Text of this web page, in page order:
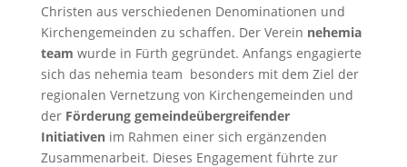
Christen aus verschiedenen Denominationen und
Kirchengemeinden zu schaffen. Der Verein nehemia
team wurde in Fürth gegründet. Anfangs engagierte
sich das nehemia team besonders mit dem Ziel der
regionalen Vernetzung von Kirchengemeinden und
der Förderung gemeindeübergreifender
Initiativenim Rahmen einer sich ergänzenden
Zusammenarbeit. Dieses Engagement führte zur